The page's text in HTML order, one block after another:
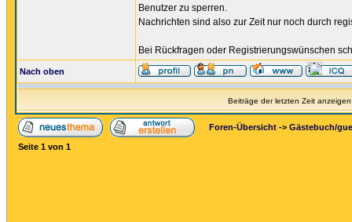
Benutzer zu sperren.
Nachrichten sind also zur Zeit nur noch durch
Bei Rückfragen oder Registrierungswünschen
Nach oben
Beiträge der letzten Zeit
Foren-Übersicht -> Gästebuch/
Seite 1 von 1